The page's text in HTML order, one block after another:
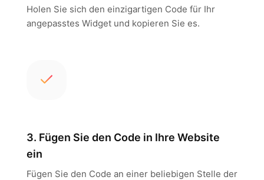
Holen Sie sich den einzigartigen Code für Ihr
angepasstes Widget und kopieren Sie es.
3. Fügen Sie den Code in Ihre Website
ein
Fügen Sie den Code an einer beliebigen Stelle der